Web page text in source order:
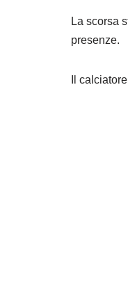
La scorsa
presenze.
Il